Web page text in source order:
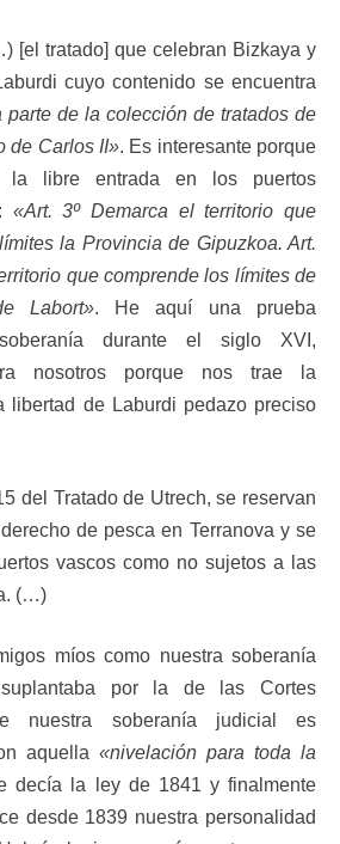
[el tratado] que celebran Bizkaya y
cuyo contenido se encuentra
parte de la colección de tratados de
de Carlos II». Es interesante porque
libre entrada en los puertos
«Art. 3º Demarca el territorio que
la Provincia de Gipuzkoa. Art.
que comprende los límites de
Labort». He aquí una prueba
durante el siglo XVI,
nosotros porque nos trae la
libertad de Laburdi pedazo preciso
del Tratado de Utrech, se reservan
de pesca en Terranova y se
vascos como no sujetos a las
(…)
míos como nuestra soberanía
por la de las Cortes
nuestra soberanía judicial es
aquella «nivelación para toda la
decía la ley de 1841 y finalmente
desde 1839 nuestra personalidad